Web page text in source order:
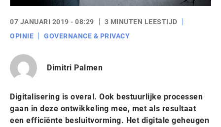
07 JANUARI 2019 - 08:29
3 MINUTEN LEESTIJD
OPINIE
GOVERNANCE & PRIVACY
Dimitri Palmen
Digitalisering is overal. Ook bestuurlijke processen
gaan in deze ontwikkeling mee, met als resultaat
een efficiënte besluitvorming. Het digitale geheugen